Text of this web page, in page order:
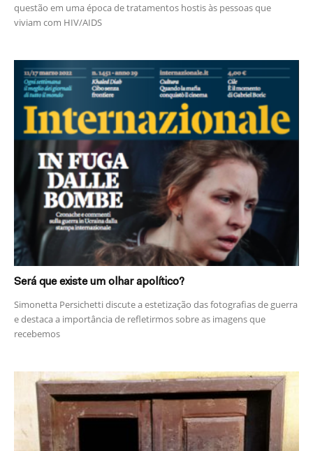
questão em uma época de tratamentos hostis às pessoas que
viviam com HIV/AIDS
Será que existe um olhar apolítico?
Simonetta Persichetti discute a estetização das fotografias de guerra
e destaca a importância de refletirmos sobre as imagens que
recebemos